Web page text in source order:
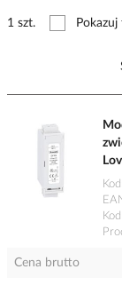
1 szt.
Kod
Cena brutto